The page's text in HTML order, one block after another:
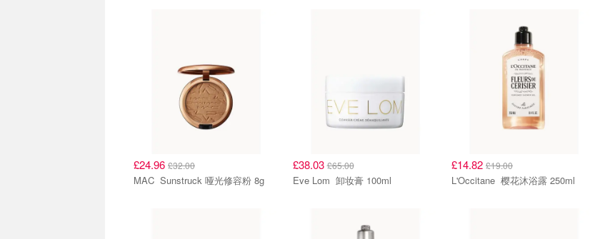
£24.96 £32.00
MAC Sunstruck 哑光修容粉 8g
£38.03£65.00
Eve Lom 卸妆膏 100ml
£14.82 £19.00
L'Occitane 樱花沐浴露 250ml